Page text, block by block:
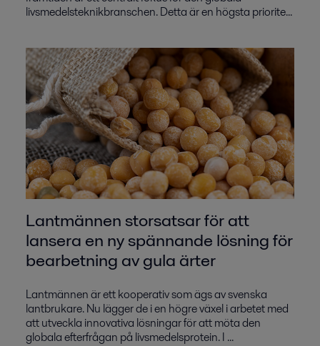
livsmedelsteknikbranschen. Detta är en högsta priorite...
Lantmännen storsatsar för att
lansera en ny spännande lösning för
bearbetning av gula ärter
Lantmännen är ett kooperativ som ägs av svenska
lantbrukare. Nu lägger de i en högre växel i arbetet med
att utveckla innovativa lösningar för att möta den
globala efterfrågan på livsmedelsprotein. I ...